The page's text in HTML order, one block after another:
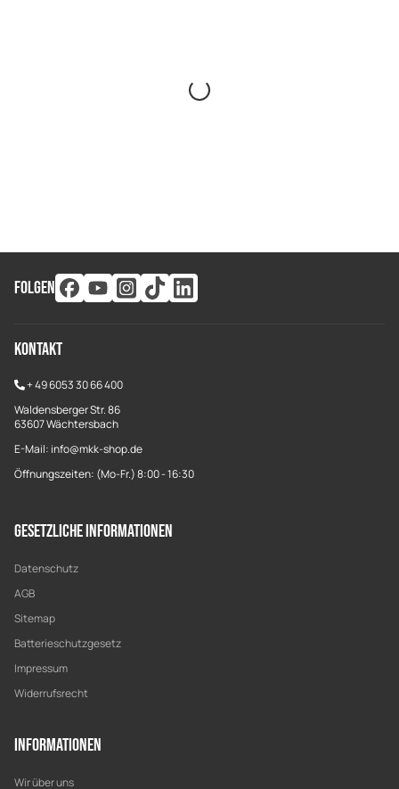
FOLGEN
Kontakt
+49 6053 30 66 400
Waldensberger Str. 86
63607 Wächtersbach
E-Mail: info@mkk-shop.de
Öffnungszeiten: (Mo-Fr.) 8:00 - 16:30
Gesetzliche Informationen
Datenschutz
AGB
Sitemap
Batterieschutzgesetz
Impressum
Widerrufsrecht
Informationen
Wir über uns